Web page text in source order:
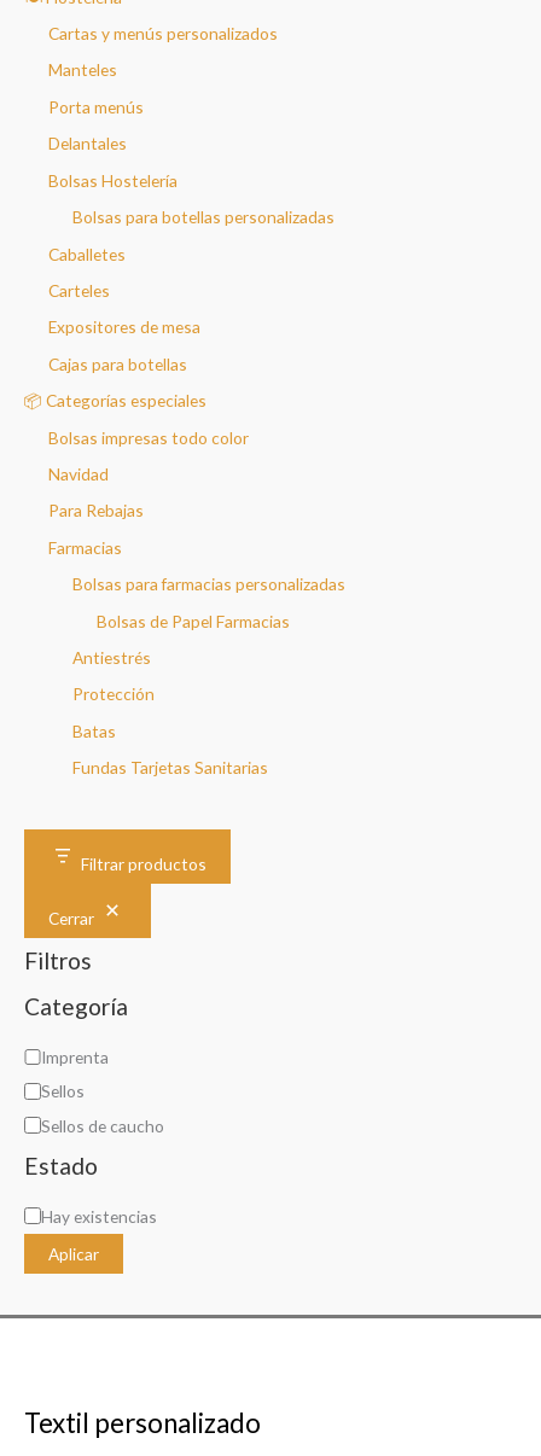
Cartas y menús personalizados
Manteles
Porta menús
Delantales
Bolsas Hostelería
Bolsas para botellas personalizadas
Caballetes
Carteles
Expositores de mesa
Cajas para botellas
📦 Categorías especiales
Bolsas impresas todo color
Navidad
Para Rebajas
Farmacias
Bolsas para farmacias personalizadas
Bolsas de Papel Farmacias
Antiestrés
Protección
Batas
Fundas Tarjetas Sanitarias
Filtrar productos
Cerrar
Filtros
Categoría
C
a
t
e
o
a
Imprenta
Sellos
Sellos de caucho
Estado
D
s
p
i
Hay existencias
Aplicar
Textil personalizado